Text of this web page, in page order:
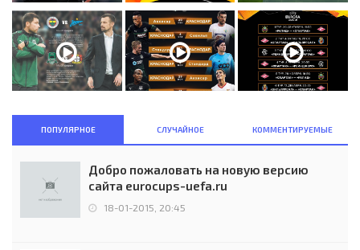
ПОПУЛЯРНОЕ СЛУЧАЙНОЕ КОММЕНТИРУЕМЫЕ
Добро пожаловать на новую версию
сайта eurocups-uefa.ru
18-01-2015, 20:45